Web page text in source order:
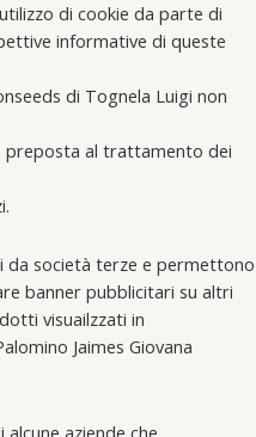
di cookie da parte di
informative di queste
di Tognela Luigi non
al trattamento dei
da società terze e permettono
banner pubblicitari su altri
visuailzzati in
Jaimes Giovana
aziende che